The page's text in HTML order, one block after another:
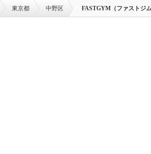
東京都 中野区 FASTGYM（ファストジ